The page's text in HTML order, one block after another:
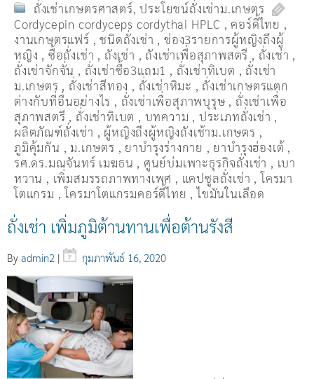
ถั่งเช่าเกษตรศาสตร์,ประโยชน์ถั่งเช่าม.เกษตร
Cordycepin cordyceps cordythai HPLC , คอร์ดี้ไทย ,
งานเกษตรแฟร์ ,ชนิดถั่งเช่า ,ช่อง3รายการผู้หญิงถึงผู้
หญิง , ซื้อถั่งเช่า , ถังเช่า , ถังเช่าเพื่อสุภาพสตรี , ถั่งเช่า ,
ถั่งเช่าจักจั่น , ถั่งเช่าซื้อ3แถม1 , ถั่งเช่าทิเบต , ถั่งเช่า
ม.เกษตร , ถั่งเช่าสีทอง , ถั่งเช่าหิมะ , ถั่งเช่าเกษตรแตก
ต่างกับที่อื่นอย่างไร , ถั่งเช่าเพื่อสุภาพบุรุษ , ถั่งเช่าเพื่อ
สุภาพสตรี , ถั่่งเช่าทิเบต , บทความ , ประเภทถั่งเช่า ,
ผลิตภัณฑ์ถั่งเช่า , ผู้หญิงถึงผู้หญิงถังเช้าม.เกษตร ,
ภูมิคุ้มกัน ,ม.เกษตร , ยาบำรุงร่างกาย , ยาบำรุงฮ่องเต้ ,
รศ.ดร.มณจันทร์ เมฆธน , ศูนย์บ่มเพาะธุรกิจถั่งเช่า , เบา
หวาน , เพิ่มสมรรถภาพทางเพศ , แคปซูลถั่งเช่า ,โครมา
โตแกรม ,โครมาโตแกรมคอร์ดี้ไทย ,ไขมันในเลือด
ถั่งเช่า เพิ่มภูมิต้านทานเพื่อต้านรังสี
By admin2 | กุมภาพันธ์ 16, 2020